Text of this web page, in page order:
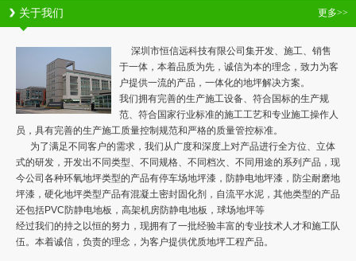
更多>>
关于我们
深圳市恒信远科技有限公司集开发、施工、销售
于一体，本着品质为先，诚信为本的理念，致力为客
户提供一流的产品，一体化的地坪解决方案。
我们拥有完善的生产施工设备、符合国标的生产规
范、符合国家行业标准的施工工艺和专业施工操作人
员，具有完善的生产施工质量控制规范和严格的质量管控标准。
为了满足不同客户的需求，我们从广度和深度上对产品进行全方位、立体
式的研发，开发出不同类型、不同规格、不同档次、不同用途的系列产品，现
今公司各种环氧地坪类型的产品有停车场地坪漆，防静电地坪漆，防尘耐磨地
坪漆，硬化地坪类型产品有混凝土密封固化剂，自流平水泥，其他类型的产品
还包括PVC防静电地板，高架机房防静电地板，球场地坪等
经过我们的持之以恒的努力，现拥有了一批经验丰富的专业技术人才和施工队
伍。本着诚信，负责的理念，为客户提供优质地坪工程产品。